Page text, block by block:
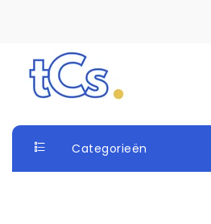
Skip to content
Categorieën